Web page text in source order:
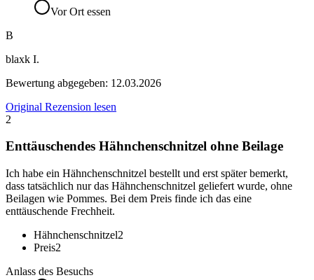
Vor Ort essen
B
blaxk I.
Bewertung abgegeben: 12.03.2026
Original Rezension lesen
2
Enttäuschendes Hähnchenschnitzel ohne Beilage
Ich habe ein Hähnchenschnitzel bestellt und erst später bemerkt,
dass tatsächlich nur das Hähnchenschnitzel geliefert wurde, ohne
Beilagen wie Pommes. Bei dem Preis finde ich das eine
enttäuschende Frechheit.
Hähnchenschnitzel2
Preis2
Anlass des Besuchs